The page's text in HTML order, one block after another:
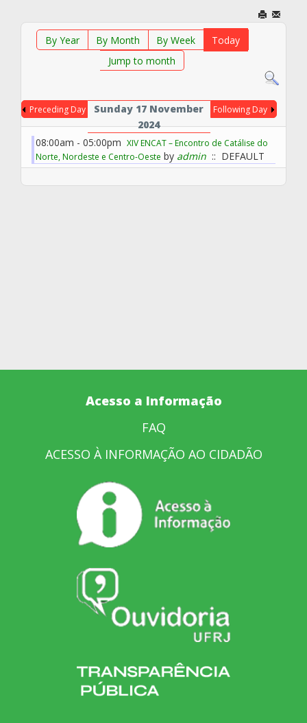
By Year By Month By Week
Today
Jump to month
Preceding Day
Sunday 17 November
2024
Following Day
08:00am - 05:00pm XIV ENCAT – Encontro de Catálise do
Norte, Nordeste e Centro-Oeste by admin :: DEFAULT
Acesso a Informação
FAQ
ACESSO À INFORMAÇÃO AO CIDADÃO